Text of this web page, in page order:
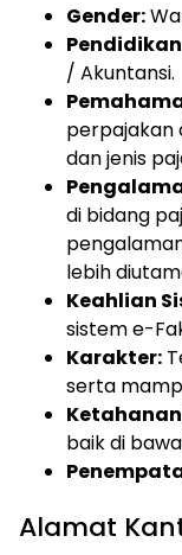
Gender:
/ Akuntansi.
perpajakan
dan jenis
di bidang
lebih
Keahlian
sistem e-
Karakter:
serta
baik di
Alamat